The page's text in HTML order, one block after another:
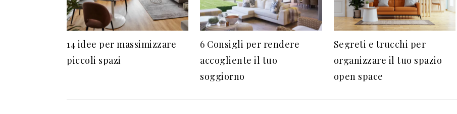
14 idee per massimizzare
piccoli spazi
6 Consigli per rendere
accogliente il tuo
soggiorno
Segreti e trucchi per
organizzare il tuo spazio
open space